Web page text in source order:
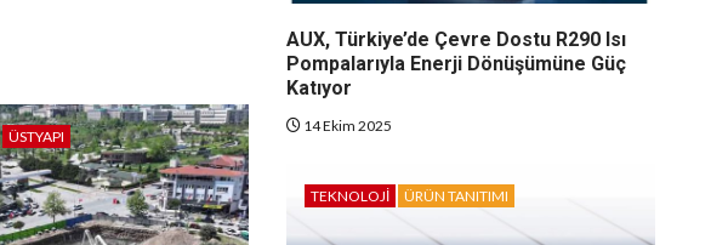
ÜSTYAPI
AUX, Türkiye’de Çevre Dostu R290 Isı
Pompalarıyla Enerji Dönüşümüne Güç
Katıyor
14 Ekim 2025
TEKNOLOJI ÜRÜN TANITIMI